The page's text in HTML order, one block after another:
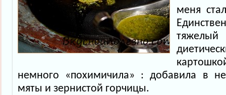
меня
немного «похимичила» : добавила в
мяты и зернистой горчицы.